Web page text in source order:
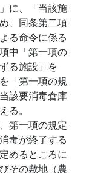
に、「当該施
、同条第二項
る命令に係る
中「第一項の
る施設」を
「第一項の規
該要消毒倉庫
る。
第一項の規定
毒が終了する
めるところに
その敷地（農